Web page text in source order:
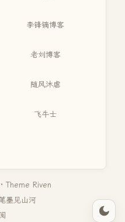
李锋镝博客
老刘博客
随风沐虐
飞牛士
Theme Riven
墨见山河